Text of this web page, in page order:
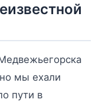
мы ехали
пути в